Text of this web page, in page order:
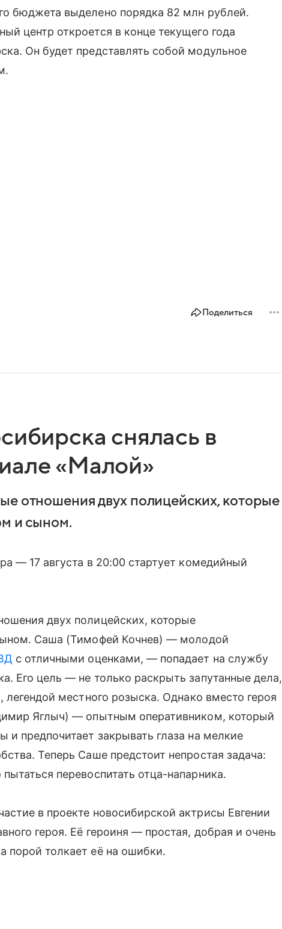
бюджета выделено порядка 82 млн рублей.
центр откроется в конце текущего года
Он будет представлять собой модульное
Поделиться
снялась в
«Малой»
отношения двух полицейских, которые
и сыном.
— 17 августа в 20:00 стартует комедийный
двух полицейских, которые
Саша (Тимофей Кочнев) — молодой
с отличными оценками, — попадает на службу
Его цель — не только раскрыть запутанные дела,
легендой местного розыска. Однако вместо героя
Яглыч) — опытным оперативником, который
и предпочитает закрывать глаза на мелкие
Теперь Саше предстоит непростая задача:
перевоспитать отца-напарника.
в проекте новосибирской актрисы Евгении
героя. Её героиня — простая, добрая и очень
порой толкает её на ошибки.